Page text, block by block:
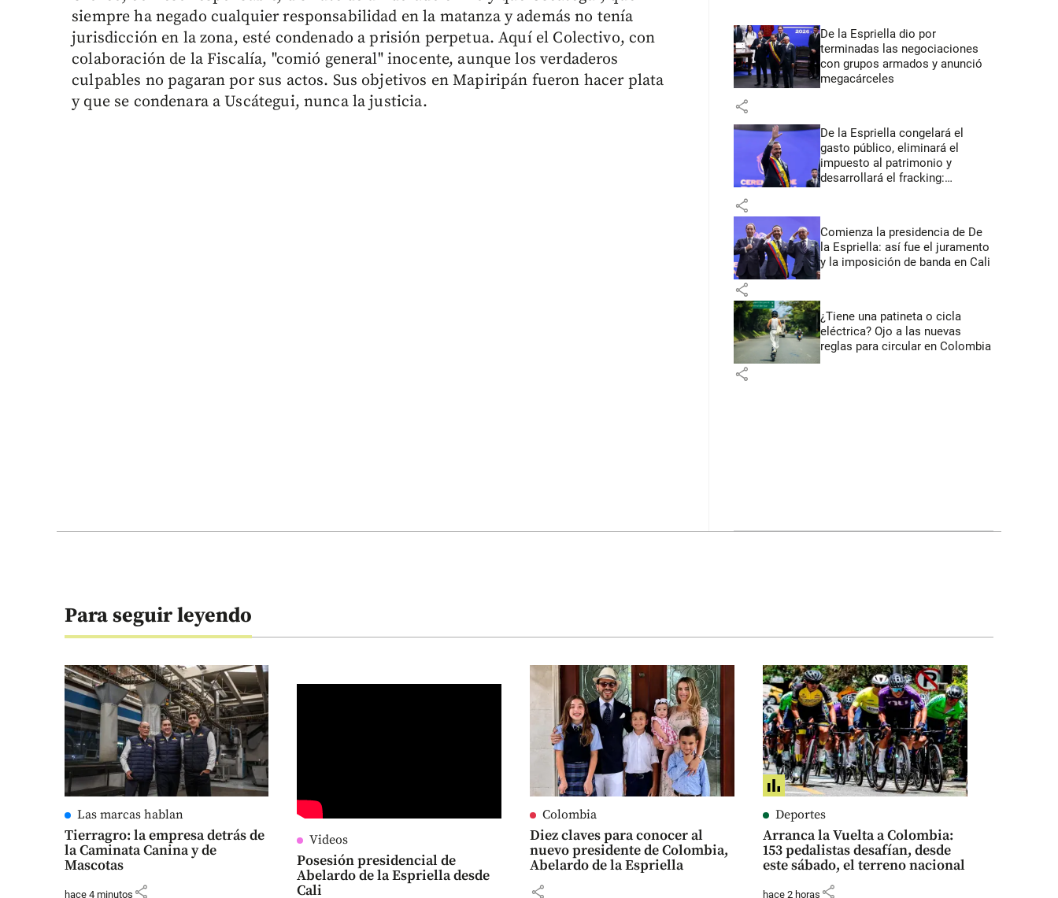
siempre ha negado cualquier responsabilidad en la matanza y además no tenía
jurisdicción en la zona, esté condenado a prisión perpetua. Aquí el Colectivo, con
colaboración de la Fiscalía, "comió general" inocente, aunque los verdaderos
culpables no pagaran por sus actos. Sus objetivos en Mapiripán fueron hacer plata
y que se condenara a Uscátegui, nunca la justicia.
De la Espriella dio por
terminadas las negociaciones
con grupos armados y anunció
megacárceles
share
De la Espriella congelará el
gasto público, eliminará el
impuesto al patrimonio y
desarrollará el fracking:
share
Comienza la presidencia de De
la Espriella: así fue el juramento
y la imposición de banda en Cali
share
¿Tiene una patineta o cicla
eléctrica? Ojo a las nuevas
reglas para circular en Colombia
share
Para seguir leyendo
Las marcas hablan
Tierragro: la empresa detrás de
la Caminata Canina y de
Mascotas
hace 4 minutos share
Videos
Posesión presidencial de
Abelardo de la Espriella desde
Cali
Colombia
Diez claves para conocer al
nuevo presidente de Colombia,
Abelardo de la Espriella
share
Deportes
Arranca la Vuelta a Colombia:
153 pedalistas desafían, desde
este sábado, el terreno nacional
hace 2 horas share